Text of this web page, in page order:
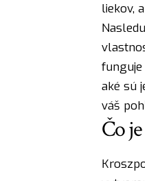
liekov,
funguje
aké sú
váš
Čo